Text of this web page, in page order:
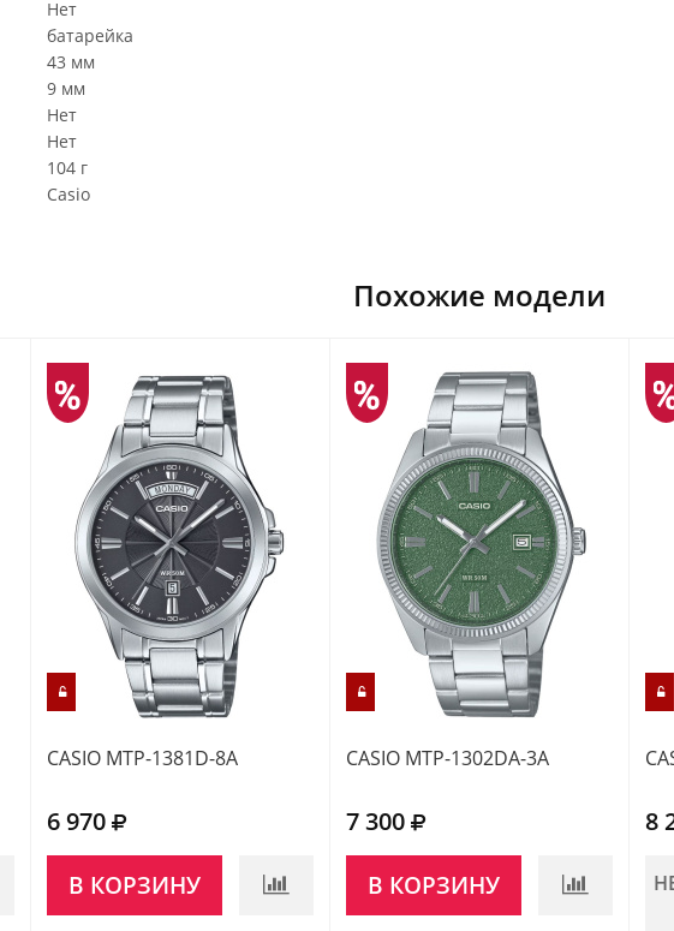
Нет
батарейка
43 мм
9 мм
Нет
Нет
104 г
Casio
Похожие модели
CASIO MTP-1381D-8A
6 970
В КОРЗИНУ
CASIO MTP-1302DA-3A
7 300
В КОРЗИНУ
8